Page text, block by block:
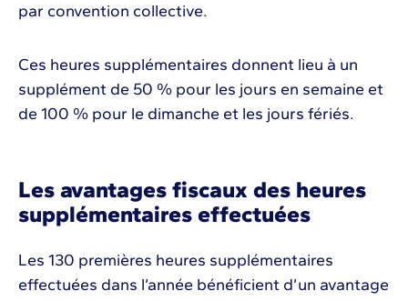
par convention collective.
Ces heures supplémentaires donnent lieu à un
supplément de 50 % pour les jours en semaine et
de 100 % pour le dimanche et les jours fériés.
Les avantages fiscaux des heures
supplémentaires effectuées
Les 130 premières heures supplémentaires
effectuées dans l’année bénéficient d’un avantage